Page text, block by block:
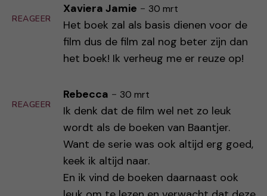
REAGEER
Xaviera Jamie - 30 mrt
Het boek zal als basis dienen voor de
film dus de film zal nog beter zijn dan
het boek! Ik verheug me er reuze op!
REAGEER
Rebecca - 30 mrt
Ik denk dat de film wel net zo leuk
wordt als de boeken van Baantjer.
Want de serie was ook altijd erg goed,
keek ik altijd naar.
En ik vind de boeken daarnaast ook